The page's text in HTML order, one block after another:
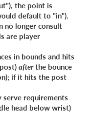
the point is
default to "in").
no longer consult
are player
in bounds and hits
afterthe bounce
if it hits the post
serve requirements
head below wrist)